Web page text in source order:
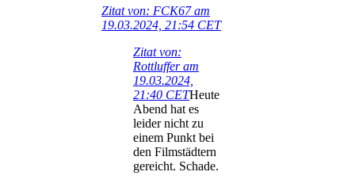
Zitat von: FCK67 am
19.03.2024, 21:54 CET
Zitat von:
Rottluffer am
19.03.2024,
21:40 CETHeute
Abend hat es
leider nicht zu
einem Punkt bei
den Filmstädtern
gereicht. Schade.